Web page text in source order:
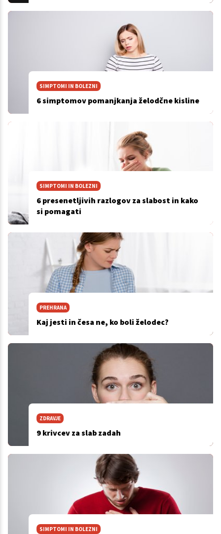
SIMPTOMI IN BOLEZNI
6 simptomov pomanjkanja želodčne kisline
SIMPTOMI IN BOLEZNI
6 presenetljivih razlogov za slabost in kako
si pomagati
PREHRANA
Kaj jesti in česa ne, ko boli želodec?
ZDRAVJE
9 krivcev za slab zadah
SIMPTOMI IN BOLEZNI